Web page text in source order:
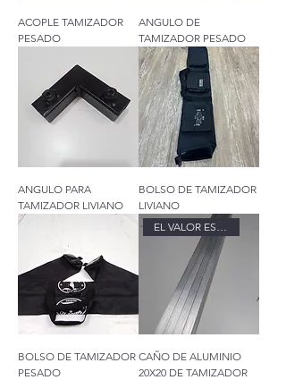
ACOPLE TAMIZADOR
PESADO
ANGULO DE
TAMIZADOR PESADO
ANGULO PARA
TAMIZADOR LIVIANO
BOLSO DE TAMIZADOR
LIVIANO
BOLSO DE TAMIZADOR
PESADO
EL VALOR ES POR METRO
CAÑO DE ALUMINIO
20X20 DE TAMIZADOR